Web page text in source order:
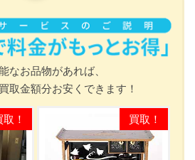
なお品物があれば、
取金額分お安くできます！